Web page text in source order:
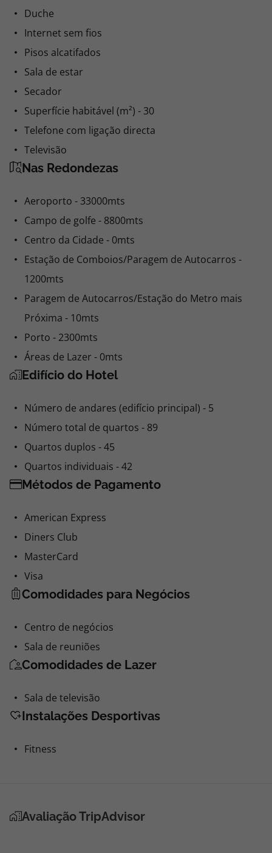
Duche
Internet sem fios
Pisos alcatifados
Sala de estar
Secador
Superfície habitável (m²) - 30
Telefone com ligação directa
Televisão
Nas Redondezas
Aeroporto - 33000mts
Campo de golfe - 8800mts
Centro da Cidade - 0mts
Estação de Comboios/Paragem de Autocarros -
1200mts
Paragem de Autocarros/Estação do Metro mais
Próxima - 10mts
Porto - 2300mts
Áreas de Lazer - 0mts
Edifício do Hotel
Número de andares (edifício principal) - 5
Número total de quartos - 89
Quartos duplos - 45
Quartos individuais - 42
Métodos de Pagamento
American Express
Diners Club
MasterCard
Visa
Comodidades para Negócios
Centro de negócios
Sala de reuniões
Comodidades de Lazer
Sala de televisão
Instalações Desportivas
Fitness
Avaliação TripAdvisor